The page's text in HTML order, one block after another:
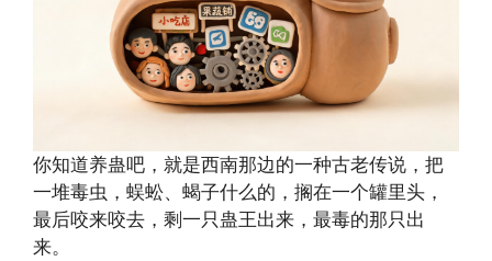
你知道养蛊吧，就是西南那边的一种古老传说，把
一堆毒虫，蜈蚣、蝎子什么的，搁在一个罐里头，
最后咬来咬去，剩一只蛊王出来，最毒的那只出
来。